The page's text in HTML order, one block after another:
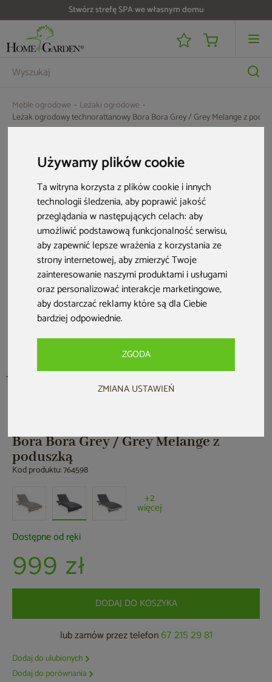
Używamy plików cookie
Ta witryna korzysta z plików cookie i innych
technologii śledzenia, aby poprawić jakość
przeglądania w następujących celach:aby
umożliwić podstawową funkcjonalność serwisu,
aby zapewnić lepsze wrażenia z korzystania ze
strony internetowej,aby zmierzyć Twoje
zainteresowanie naszymi produktami i usługami
oraz personalizować interakcje marketingowe,
aby dostarczać reklamy które są dla Ciebie
bardziej odpowiednie.
ZGODA
ZMIANA USTAWIEŃ
Stwórz strefę SPA we własnym domu
Meble ogrodowe
Leżaki ogrodowe
Leżak ogrodowy technorattanowy Bora Bora Grey / Grey Melange z
Bora Bora Grey / Grey Melange z
poduszką
Kod produktu: 764598
+2
więcej
Dostępne od ręki
999 zł
DODAJ DO KOSZYKA
lub zamów przez telefon 67 215 29 81
Dodaj do ulubionych
Dodaj do porównania